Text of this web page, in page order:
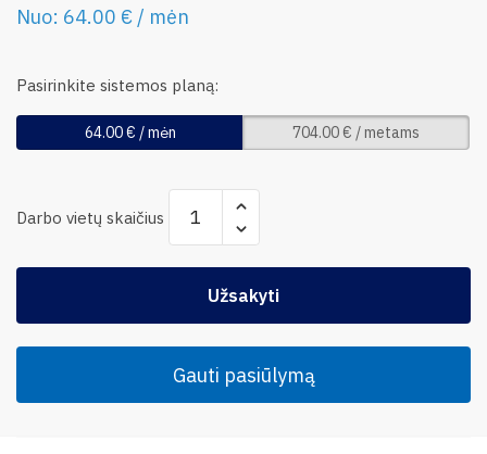
Nuo: 64.00 € / mėn
Pasirinkite sistemos planą:
64.00€ / mėn 704.00€ / metams
Darbo vietų skaičius
Užsakyti
Gauti pasiūlymą